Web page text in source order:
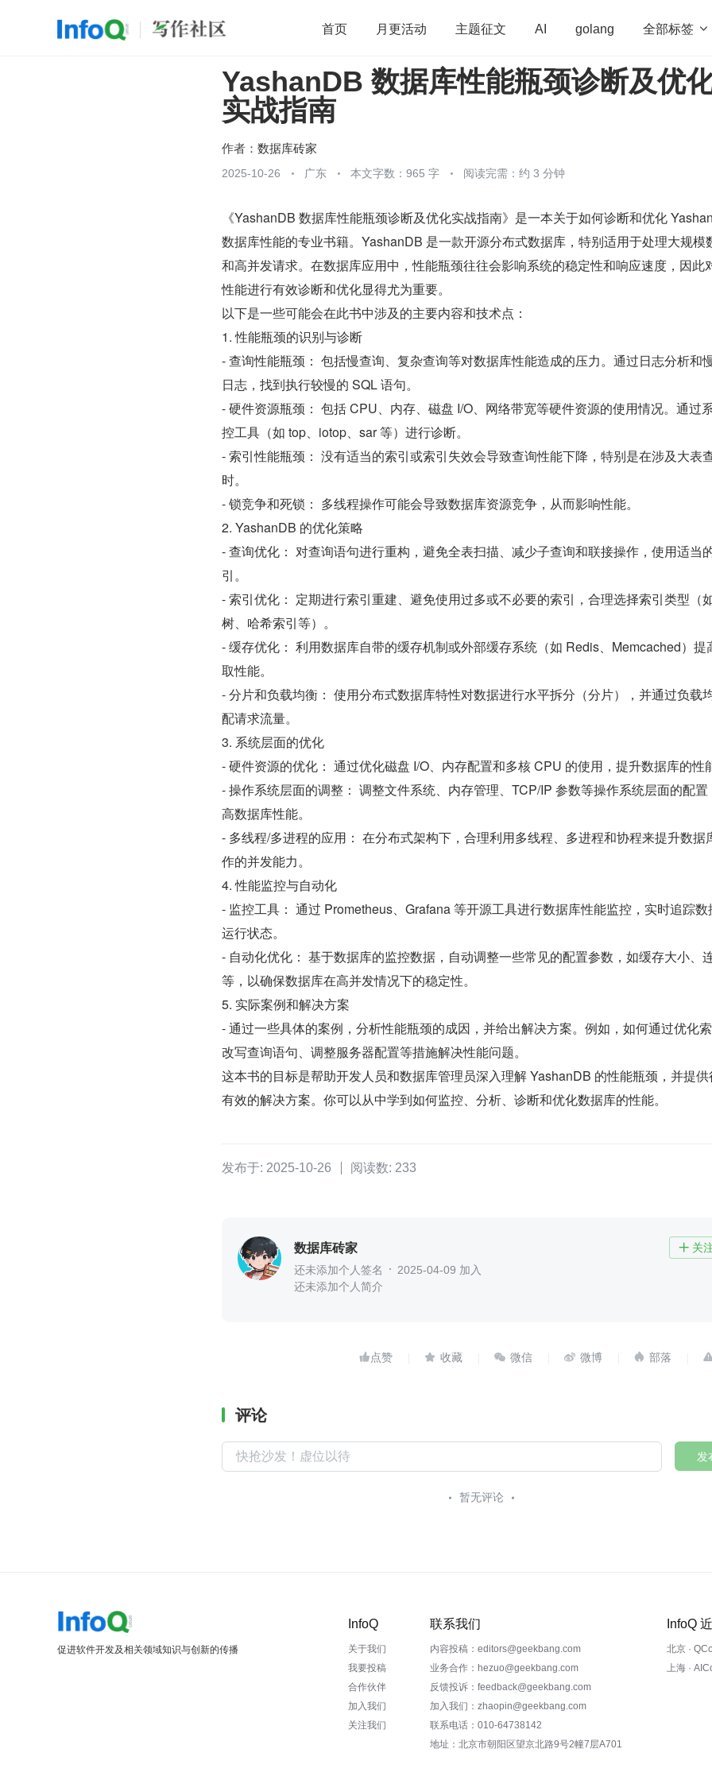
首页 月更活动 主题征文 AI golang 全部标签 
开源 架构 OpenHarmony 算法 学习方法 Web3.0 高
团队管理
YashanDB 数据库性能瓶颈诊断及优
实战指南
作者： 数据库砖家
2025-10-26 广东 本文字数：965 字 阅读完需：约 3 分钟
《YashanDB 数据库性能瓶颈诊断及优化实战指南》是一本关于如何诊断和优化
数据库性能的专业书籍。YashanDB 是一款开源分布式数据库，特别适用于处理大规模
和高并发请求。在数据库应用中，性能瓶颈往往会影响系统的稳定性和响应速度，因此
性能进行有效诊断和优化显得尤为重要。
以下是一些可能会在此书中涉及的主要内容和技术点：
1. 性能瓶颈的识别与诊断
- 查询性能瓶颈： 包括慢查询、复杂查询等对数据库性能造成的压力。通过日志分析和
日志，找到执行较慢的 SQL 语句。
- 硬件资源瓶颈： 包括 CPU、内存、磁盘 I/O、网络带宽等硬件资源的使用情况。通过
控工具（如 top、iotop、sar 等）进行诊断。
- 索引性能瓶颈： 没有适当的索引或索引失效会导致查询性能下降，特别是在涉及大表
时。
- 锁竞争和死锁： 多线程操作可能会导致数据库资源竞争，从而影响性能。
2. YashanDB 的优化策略
- 查询优化： 对查询语句进行重构，避免全表扫描、减少子查询和联接操作，使用适当
引。
- 索引优化： 定期进行索引重建、避免使用过多或不必要的索引，合理选择索引类型（
树、哈希索引等）。
- 缓存优化： 利用数据库自带的缓存机制或外部缓存系统（如 Redis、Memcached）提
取性能。
- 分片和负载均衡： 使用分布式数据库特性对数据进行水平拆分（分片），并通过负载
配请求流量。
3. 系统层面的优化
- 硬件资源的优化： 通过优化磁盘 I/O、内存配置和多核 CPU 的使用，提升数据库的性
- 操作系统层面的调整： 调整文件系统、内存管理、TCP/IP 参数等操作系统层面的配置
高数据库性能。
- 多线程/多进程的应用： 在分布式架构下，合理利用多线程、多进程和协程来提升数据
作的并发能力。
4. 性能监控与自动化
- 监控工具： 通过 Prometheus、Grafana 等开源工具进行数据库性能监控，实时追踪数
运行状态。
- 自动化优化： 基于数据库的监控数据，自动调整一些常见的配置参数，如缓存大小、
等，以确保数据库在高并发情况下的稳定性。
5. 实际案例和解决方案
- 通过一些具体的案例，分析性能瓶颈的成因，并给出解决方案。例如，如何通过优化索
改写查询语句、调整服务器配置等措施解决性能问题。
这本书的目标是帮助开发人员和数据库管理员深入理解 YashanDB 的性能瓶颈，并提供
有效的解决方案。你可以从中学到如何监控、分析、诊断和优化数据库的性能。
发布于: 2025-10-26 阅读数: 233
数据库砖家  关
还未添加个人签名
2025-04-09 加入
还未添加个人简介
    
评论
发
暂无评论
促进软件开发及相关领域知识与创新的传播
InfoQ
关于我们
我要投稿
合作伙伴
加入我们
关注我们
联系我们
内容投稿：editors@geekbang.com
业务合作：hezuo@geekbang.com
反馈投诉：feedback@geekbang.com
加入我们：zhaopin@geekbang.com
联系电话：010-64738142
地址：北京市朝阳区望京北路9号2幢7层A701
InfoQ
北京 ·
上海 ·